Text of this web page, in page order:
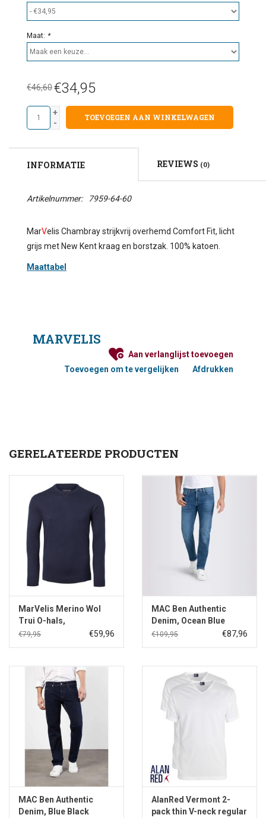
Maat: *
€46,60€34,95
+
-
TOEVOEGEN AAN WINKELWAGEN
INFORMATIE REVIEWS (0)
Artikelnummer: 7959-64-60
MarVelis Chambray strijkvrij overhemd Comfort Fit, licht
grijs met New Kent kraag en borstzak. 100% katoen.
Maattabel
MARVELIS
Aan verlanglijst toevoegen
Toevoegen om te vergelijken
Afdrukken
GERELATEERDE PRODUCTEN
MarVelis Merino Wol
Trui O-hals,
donkerblauw
€79,95 €59,96
MAC Ben Authentic
Denim, Ocean Blue
Authentic Used
€109,95 €87,96
MAC Ben Authentic
Denim, Blue Black
AlanRed Vermont 2-
pack thin V-neck regular